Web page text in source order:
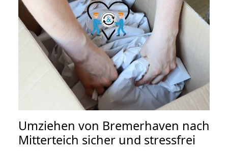
Umziehen von Bremerhaven nach
Mitterteich sicher und stressfrei